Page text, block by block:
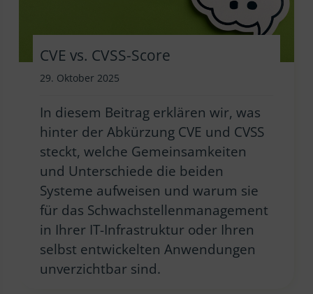
CVE vs. CVSS-Score
29. Oktober 2025
In diesem Beitrag erklären wir, was
hinter der Abkürzung CVE und CVSS
steckt, welche Gemeinsamkeiten
und Unterschiede die beiden
Systeme aufweisen und warum sie
für das Schwachstellenmanagement
in Ihrer IT-Infrastruktur oder Ihren
selbst entwickelten Anwendungen
unverzichtbar sind.